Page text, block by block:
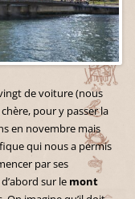
de voiture (nous
pour y passer la
en novembre mais
qui nous a permis
par ses
sur le mont